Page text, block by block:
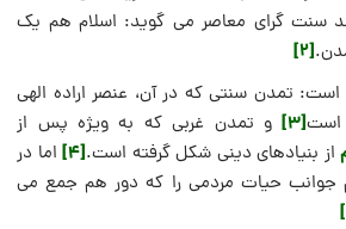
سنت گرای معاصر می گوید: اسلام هم يک
[2]
تمدن سنتی که در آن، عنصر اراده الهی
است[3]
و تمدن غربی که به ویژه پس از
از بنیادهای دینی شکل گرفته است.[4]
اما در
جوانب حیات مردمی را که دور هم جمع می